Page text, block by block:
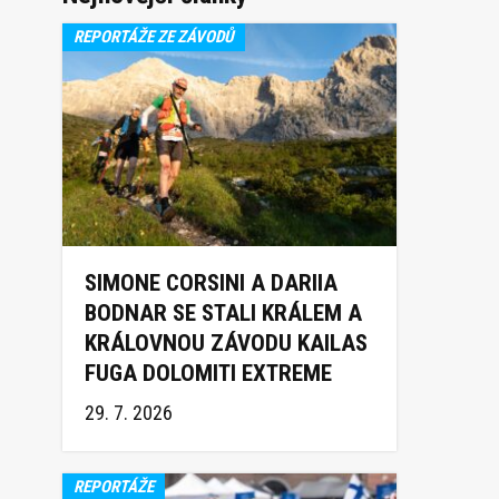
REPORTÁŽE ZE ZÁVODŮ
SIMONE CORSINI A DARIIA
BODNAR SE STALI KRÁLEM A
KRÁLOVNOU ZÁVODU KAILAS
FUGA DOLOMITI EXTREME
TRAIL 2026
29. 7. 2026
REPORTÁŽE